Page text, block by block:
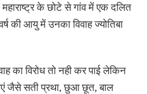
के छोटे से गांव में एक दलित
की आयु में उनका विवाह ज्योतिबा
का विरोध तो नही कर पाई लेकिन
जैसे सती प्रथा, छुआ छूत, बाल